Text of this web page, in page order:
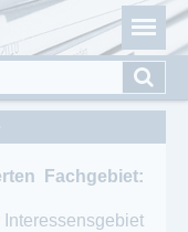
Portal für
& eBooks
Fachgebiet: